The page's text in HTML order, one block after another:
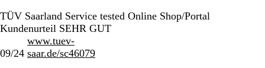
TÜV Saarland Service tested Online Shop/Portal
Kundenurteil SEHR GUT
09/24
www.tuev-
saar.de/sc46079